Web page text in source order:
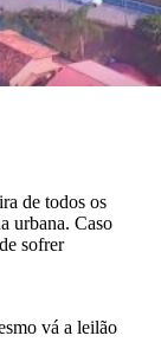
de todos os
urbana. Caso
sofrer
vá a leilão